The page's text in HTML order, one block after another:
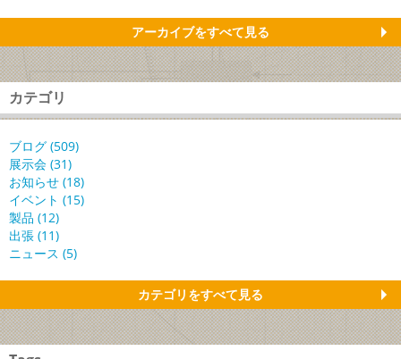
アーカイブをすべて見る
カテゴリ
ブログ (509)
展示会 (31)
お知らせ (18)
イベント (15)
製品 (12)
出張 (11)
ニュース (5)
カテゴリをすべて見る